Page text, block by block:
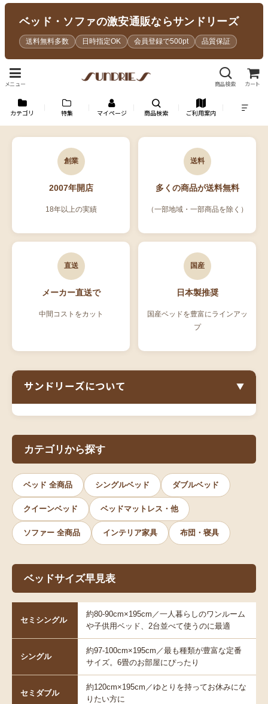
ベッド・ソファの激安通販ならサンドリーズ
送料無料多数 日時指定OK 会員登録で500pt 品質保証
メニュー 商品検索 カート
カテゴリ 特集 マイページ 商品検索 ご利用案内
創業
2007年開店
18年以上の実績
送料
多くの商品が送料無料
（一部地域・一部商品を除く）
直送
メーカー直送で
中間コストをカット
国産
日本製推奨
国産ベッドを豊富にラインアッ
プ
サンドリーズについて ▼
サンドリーズは2007年の開業以来18年以上、
ド通販とソファー通販を専門に取り扱う家具通販サ
イトです。シングルベッド、セミダブルベッド、ダ
ブルベッドから、収納付きベッド、すのこベッド、
跳ね上げ式ベッドまで3万点以上の商品を取り揃え
ています。
全サイズ対応・日本製ベッドも豊富に
セミシングル・シングル・セミダブル・ダブル・ク
イーン・キングの全サイズに対応し、2台をつなげ
て使うワイドキングサイズの連結ベッドもご用意。
品質にこだわりたい方には日本製ベッドのラインア
ップも豊富に取り扱っています。
カテゴリから探す
ベッド 全商品 シングルベッド ダブルベッド
クイーンベッド ベッドマットレス・他
ソファー 全商品 インテリア家具 布団・寝具
ベッドサイズ早見表
セミシングル
約80-90cm×195cm／一人暮らしのワンルーム
や子供用ベッド、2台並べて使うのに最適
シングル
約97-100cm×195cm／最も種類が豊富な定番
サイズ。6畳のお部屋にぴったり
セミダブル
約120cm×195cm／ゆとりを持ってお休みにな
りたい方に